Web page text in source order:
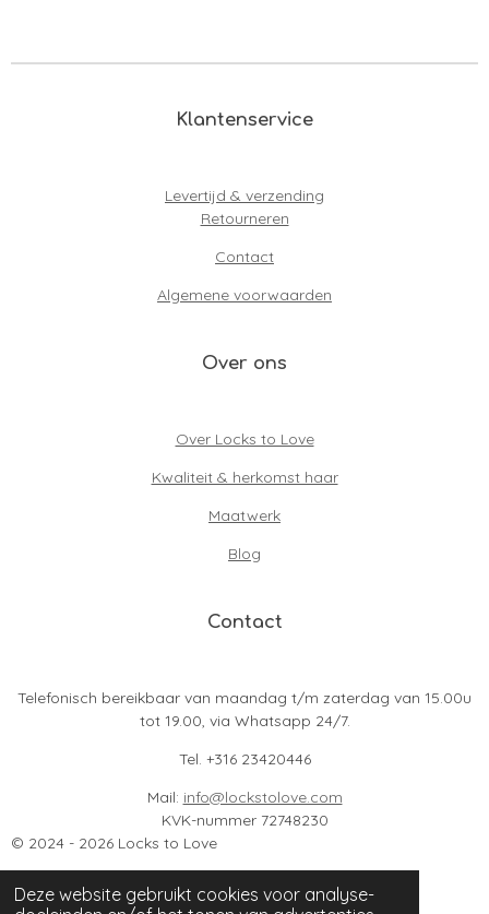
Deze website gebruikt cookies voor analyse-
Klantenservice
Levertijd & verzending
Retourneren
Contact
Algemene voorwaarden
Over ons
Over Locks to Love
Kwaliteit & herkomst haar
Maatwerk
Blog
Contact
Telefonisch bereikbaar van maandag t/m zaterdag van 15.00u
tot 19.00, via Whatsapp 24/7.
Tel. +316 23420446
Mail: info@lockstolove.com
KVK-nummer 72748230
© 2024 - 2026 Locks to Love